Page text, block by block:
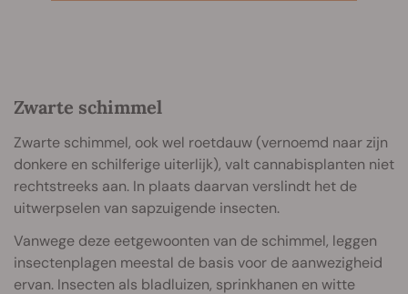
Zwarte schimmel
Zwarte schimmel, ook wel roetdauw (vernoemd naar zijn
donkere en schilferige uiterlijk), valt cannabisplanten niet
rechtstreeks aan. In plaats daarvan verslindt het de
uitwerpselen van sapzuigende insecten.
Vanwege deze eetgewoonten van de schimmel, leggen
insectenplagen meestal de basis voor de aanwezigheid
ervan. Insecten als bladluizen, sprinkhanen en witte